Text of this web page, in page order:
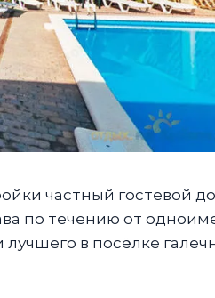
частный гостевой
по течению от
в посёлке